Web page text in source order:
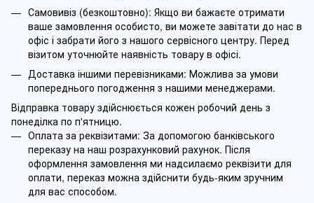
Самовивіз (безкоштовно): Якщо ви бажаєте отримати
ваше замовлення особисто, ви можете завітати до нас в
офіс і забрати його з нашого сервісного центру. Перед
візитом уточнюйте наявність товару в офісі.
Доставка іншими перевізниками: Можлива за умови
попереднього погодження з нашими менеджерами.
Відправка товару здійснюється кожен робочий день з
понеділка по п'ятницю.
Оплата за реквізитами: За допомогою банківського
переказу на наш розрахунковий рахунок. Після
оформлення замовлення ми надсилаємо реквізити для
оплати, переказ можна здійснити будь-яким зручним
для вас способом.